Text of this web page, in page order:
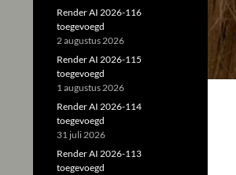
Render AI 2026-116
toegevoegd
2 augustus 2026
Render AI 2026-115
toegevoegd
1 augustus 2026
Render AI 2026-114
toegevoegd
31 juli 2026
Render AI 2026-113
toegevoegd